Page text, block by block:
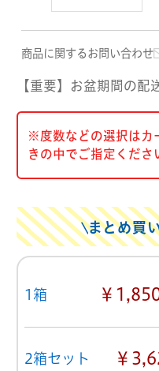
商品に関するお問い合わせ
【重要】お盆期間の配
※度数などの選択はカ
きの中でご指定くださ
まとめ買
1箱 ￥
2箱セット ￥